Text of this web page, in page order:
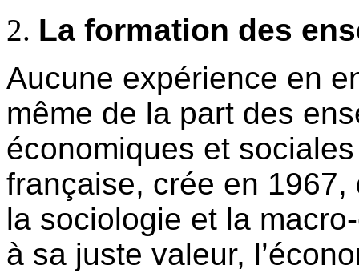
La formation des
Aucune expérience en
même de la part des
économiques et
française, crée en
la sociologie et la
à sa juste valeur,